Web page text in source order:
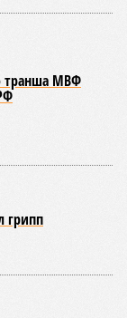
2024 года, но
дольщиков,
сдать к
никто при
как эти
регулярно
Ни
«декабря 2026»
затем 97%, с